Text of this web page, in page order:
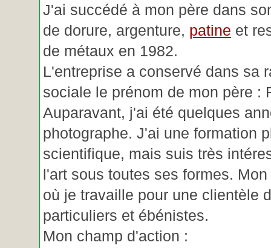
J'ai succédé à mon père dans
de dorure, argenture, patine et
de métaux en 1982.
L'entreprise a conservé dans sa
sociale le prénom de mon père :
Auparavant, j'ai été quelques
photographe. J'ai une formation
scientifique, mais suis très
l'art sous toutes ses formes.
où je travaille pour une clientèle
particuliers et ébénistes.
Mon champ d'action :